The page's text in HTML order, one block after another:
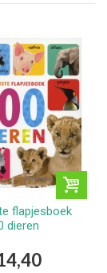
flapjesboek
dieren